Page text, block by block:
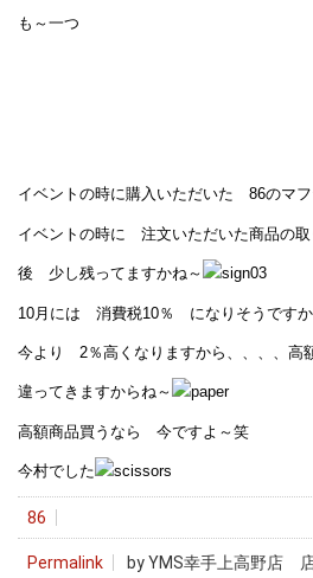
も～一つ
イベントの時に購入いただいた 86のマフ
イベントの時に 注文いただいた商品の取
後 少し残ってますかね～
10月には 消費税10％ になりそうですか
今より 2％高くなりますから、、、、高
違ってきますからね～
高額商品買うなら 今ですよ～笑
今村でした
86
Permalink by YMS幸手上高野店